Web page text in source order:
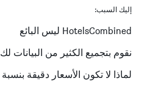
إليك السبب:
HotelsCombined ليس البائع
نقوم بتجميع الكثير من البيانات لك
لماذا لا تكون الأسعار دقيقة بنسبة 100٪؟